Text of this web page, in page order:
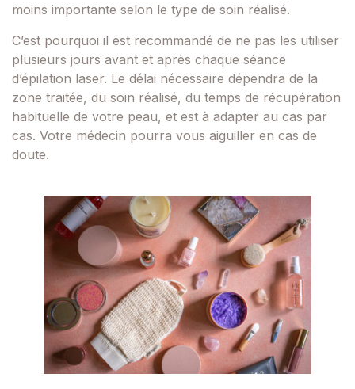
moins importante selon le type de soin réalisé.
C’est pourquoi il est recommandé de ne pas les utiliser
plusieurs jours avant et après chaque séance
d’épilation laser. Le délai nécessaire dépendra de la
zone traitée, du soin réalisé, du temps de récupération
habituelle de votre peau, et est à adapter au cas par
cas. Votre médecin pourra vous aiguiller en cas de
doute.